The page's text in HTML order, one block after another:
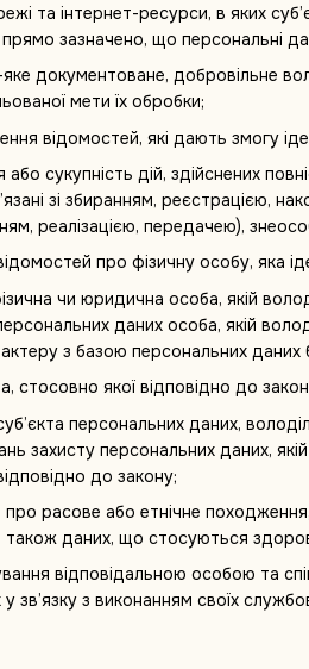
та інтернет-ресурси, в яких
зазначено, що персональні
документоване, добровільне
мети їх обробки;
відомостей, які дають змогу
або сукупність дій, здійснених
зі збиранням, реєстрацією,
реалізацією, передачею),
про фізичну особу, яка
чи юридична особа, якій
даних особа, якій
з базою персональних
стосовно якої відповідно до
персональних даних,
захисту персональних даних,
до закону;
расове або етнічне походження,
також даних, що стосуються
відповідальною особою та
з виконанням своїх